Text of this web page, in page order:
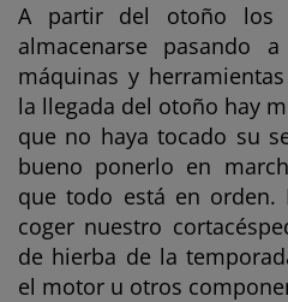
A partir del otoño los
almacenarse pasando
máquinas y
la llegada del otoño hay
que no haya tocado su
bueno ponerlo en
que todo está en orden.
coger nuestro
de hierba de la
el motor u otros